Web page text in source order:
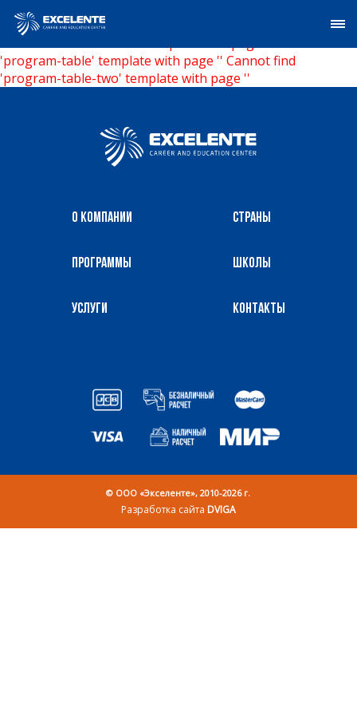
Тарифы
'program-table' template with page '' Cannot find
'program-table-two' template with page ''
О компании
Программы
Услуги
Страны
Школы
Контакты
© OOO «Экселенте», 2010-2026 г.
Разработка сайта DVIGA